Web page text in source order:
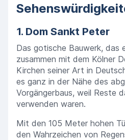
1. Dom Sankt Peter
Das gotische Bauwerk, das
zusammen mit dem Kölner
Kirchen seiner Art in
es ganz in der Nähe des
Vorgängerbaus, weil Reste
verwenden waren.
Mit den 105 Meter hohen
den Wahrzeichen von